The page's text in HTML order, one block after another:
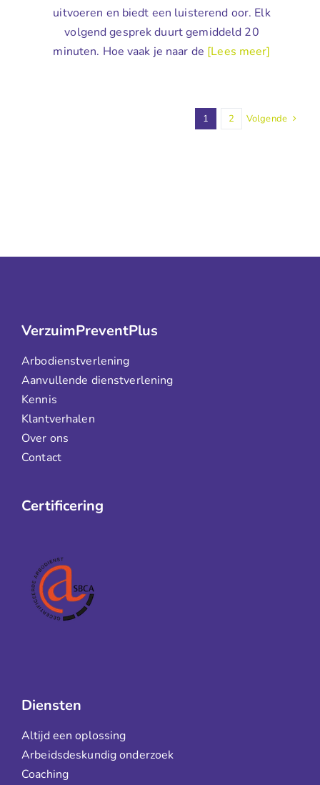
uitvoeren en biedt een luisterend oor. Elk
volgend gesprek duurt gemiddeld 20
minuten. Hoe vaak je naar de [Lees meer]
1 2 Volgende
VerzuimPreventPlus
Arbodienstverlening
Aanvullende dienstverlening
Kennis
Klantverhalen
Over ons
Contact
Certificering
Diensten
Altijd een oplossing
Arbeidsdeskundig onderzoek
Coaching